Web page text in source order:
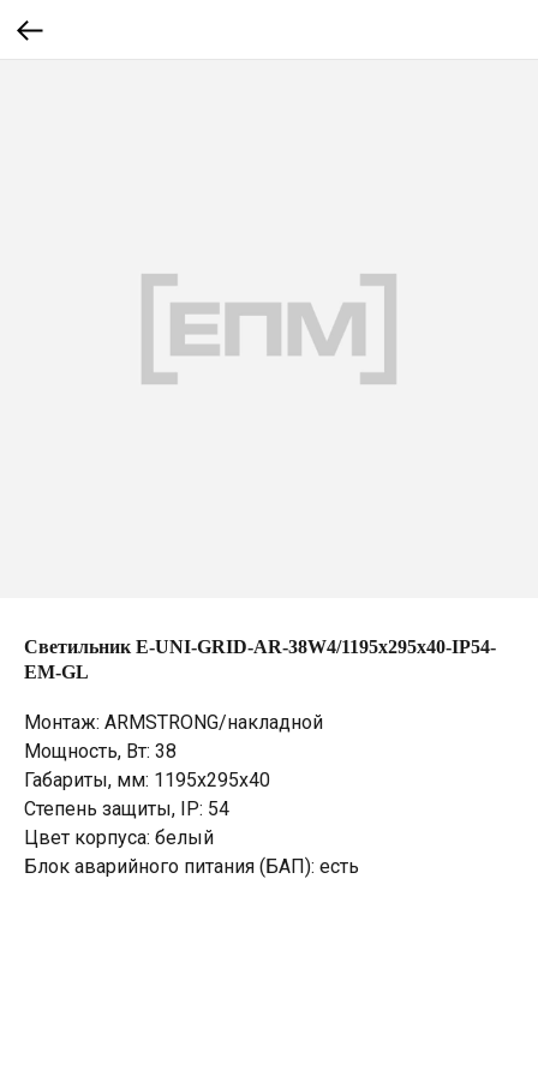
Светильник E-UNI-GRID-AR-38W4/1195х295х40-IP54-
EM-GL
Монтаж: ARMSTRONG/накладной
Мощность, Вт: 38
Габариты, мм: 1195х295х40
Степень защиты, IP: 54
Цвет корпуса: белый
Блок аварийного питания (БАП): есть